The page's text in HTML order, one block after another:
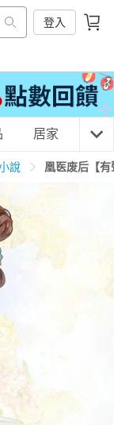
登入
居家 3C
說 凰医废后【有